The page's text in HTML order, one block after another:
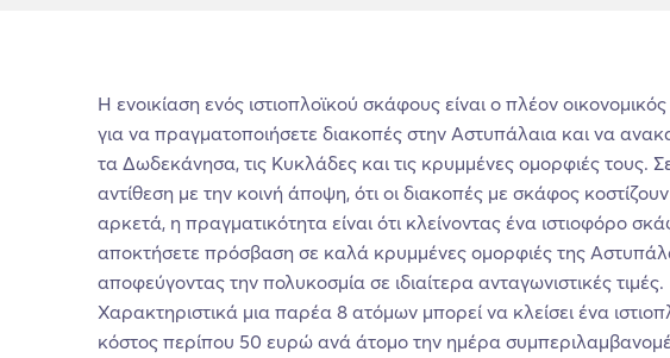
Η ενοικίαση ενός ιστιοπλοϊκού σκάφους είναι ο πλέον
για να πραγματοποιήσετε διακοπές στην Αστυπάλαια και να
τα Δωδεκάνησα, τις Κυκλάδες και τις κρυμμένες ομορφιές τους.
αντίθεση με την κοινή άποψη, ότι οι διακοπές με σκάφος κοστίζουν
αρκετά, η πραγματικότητα είναι ότι κλείνοντας ένα ιστιοφόρο
αποκτήσετε πρόσβαση σε καλά κρυμμένες ομορφιές της
αποφεύγοντας την πολυκοσμία σε ιδιαίτερα ανταγωνιστικές τιμές.
Χαρακτηριστικά μια παρέα 8 ατόμων μπορεί να κλείσει ένα
κόστος περίπου 50 ευρώ ανά άτομο την ημέρα